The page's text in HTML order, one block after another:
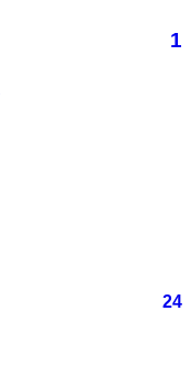
1
24